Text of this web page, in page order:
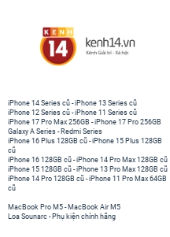
iPhone 14 Series cũ -iPhone 13 Series cũ
iPhone 12 Series cũ -iPhone 11 Series cũ
iPhone 17 Pro Max 256GB -iPhone 17 Pro 256GB
Galaxy A Series - Redmi Series
iPhone 16 Plus 128GB cũ -iPhone 15 Plus 128GB
cũ
iPhone 16 128GB cũ -iPhone 14 Pro Max 128GB cũ
iPhone 15 128GB cũ -iPhone 13 Pro Max 128GB cũ
iPhone 14 Pro 128GB cũ -iPhone 11 Pro Max 64GB
cũ
MacBook Pro M5 - MacBook Air M5
Loa Sounarc - Phụ kiện chính hãng